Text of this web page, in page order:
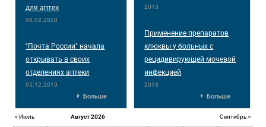
для аптек
06.02.2020
"Почта России" начала
открывать в своих
отделениях аптеки
05.12.2019
Больше
2013
Применение препаратов
клюквы у больных с
рецидивирующей мочевой
инфекцией
2013
Больше
< Июль Август 2026 Сентябрь >